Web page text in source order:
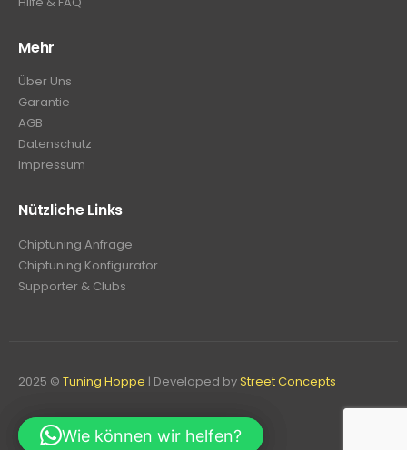
Mehr
Über Uns
Garantie
AGB
Datenschutz
Impressum
Nützliche Links
Chiptuning Anfrage
Chiptuning Konfigurator
Supporter & Clubs
2025 © Tuning Hoppe | Developed byStreet Concepts
Wie können wir helfen?
Wie können wir helfen?